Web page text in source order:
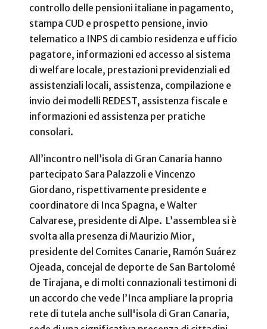
controllo delle pensioni italiane in pagamento,
stampa CUD e prospetto pensione, invio
telematico a INPS di cambio residenza e ufficio
pagatore, informazioni ed accesso al sistema
di welfare locale, prestazioni previdenziali ed
assistenziali locali, assistenza, compilazione e
invio dei modelli REDEST, assistenza fiscale e
informazioni ed assistenza per pratiche
consolari.
All’incontro nell’isola di Gran Canaria hanno
partecipato Sara Palazzoli e Vincenzo
Giordano, rispettivamente presidente e
coordinatore di Inca Spagna, e Walter
Calvarese, presidente di Alpe. L’assemblea si è
svolta alla presenza di Maurizio Mior,
presidente del Comites Canarie, Ramón Suárez
Ojeada, concejal de deporte de San Bartolomé
de Tirajana, e di molti connazionali testimoni di
un accordo che vede l’Inca ampliare la propria
rete di tutela anche sull'isola di Gran Canaria,